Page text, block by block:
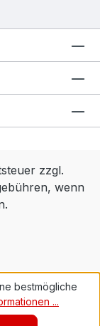
zzgl.
wenn
bestmögliche
...